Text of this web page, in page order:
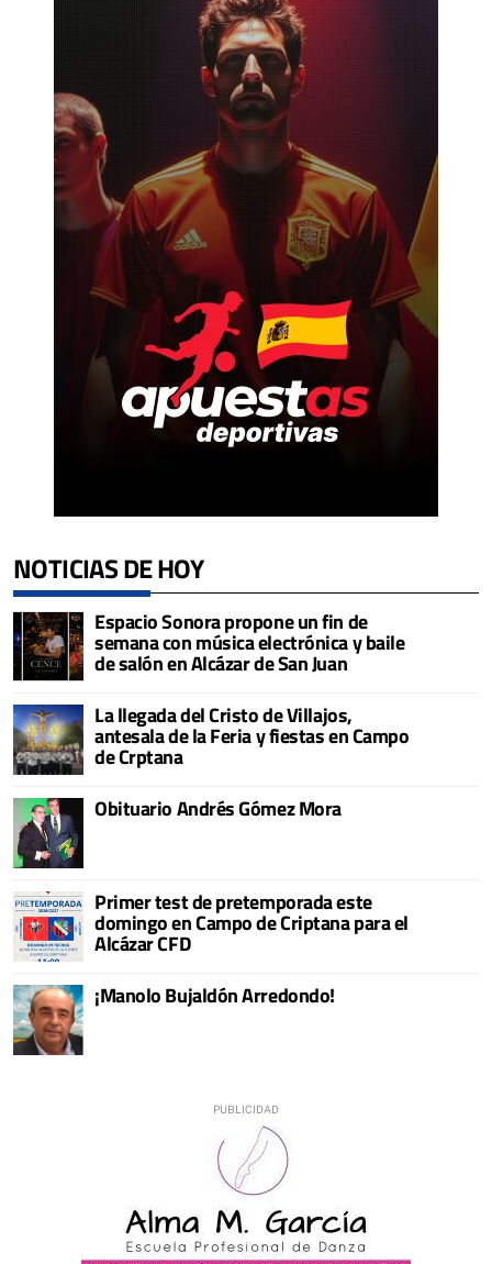
NOTICIAS DE HOY
Espacio Sonora propone un fin de
semana con música electrónica y baile
de salón en Alcázar de San Juan
La llegada del Cristo de Villajos,
antesala de la Feria y fiestas en Campo
de Crptana
Obituario Andrés Gómez Mora
Primer test de pretemporada este
domingo en Campo de Criptana para el
Alcázar CFD
¡Manolo Bujaldón Arredondo!